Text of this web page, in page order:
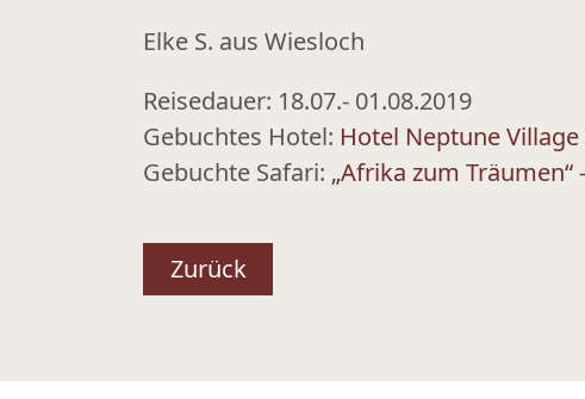
Elke S. aus Wiesloch
Reisedauer: 18.07.- 01.08.2019
Gebuchtes Hotel: Hotel Neptune
Gebuchte Safari: „Afrika zum Träumen“
Zurück